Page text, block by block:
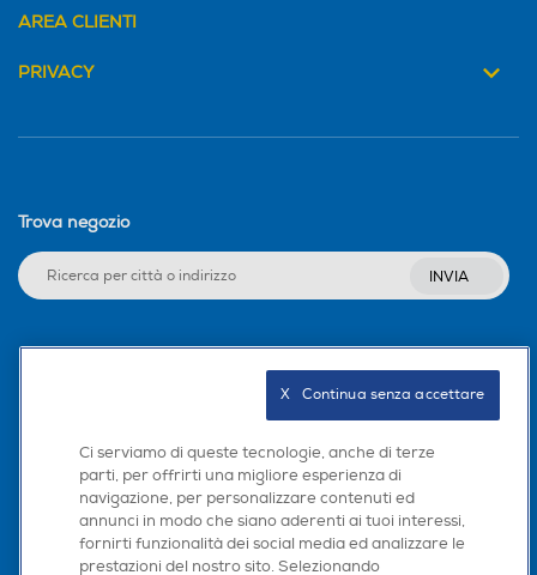
AREA CLIENTI
PRIVACY
Trova negozio
INVIA
Scarica la nostra app
Ci serviamo di queste tecnologie, anche di terze
parti, per offrirti una migliore esperienza di
navigazione, per personalizzare contenuti ed
annunci in modo che siano aderenti ai tuoi interessi,
fornirti funzionalità dei social media ed analizzare le
prestazioni del nostro sito. Selezionando
X   Continua senza accettare